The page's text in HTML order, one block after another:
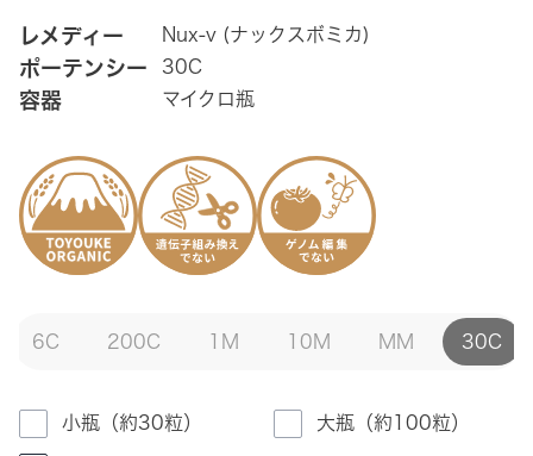
レメディー Nux-v (ナックスボミカ)
ポーテンシー 30C
容器 マイクロ瓶
6C 200C 1M 10M MM 30C
小瓶（約30粒） 大瓶（約100粒）